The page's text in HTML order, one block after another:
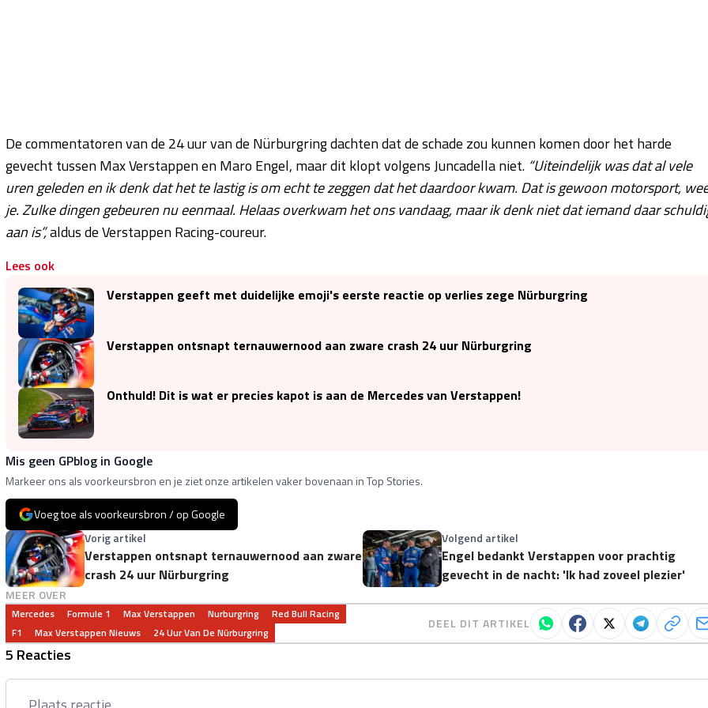
De commentatoren van de 24 uur van de Nürburgring dachten dat de schade zou kunnen komen door het harde
gevecht tussen Max Verstappen en Maro Engel, maar dit klopt volgens Juncadella niet. “Uiteindelijk was dat al vele
uren geleden en ik denk dat het te lastig is om echt te zeggen dat het daardoor kwam. Dat is gewoon motorsport,
je. Zulke dingen gebeuren nu eenmaal. Helaas overkwam het ons vandaag, maar ik denk niet dat iemand daar
aan is”,aldus de Verstappen Racing-coureur.
Lees ook
Verstappen geeft met duidelijke emoji's eerste reactie op verlies zege Nürburgring
Verstappen ontsnapt ternauwernood aan zware crash 24 uur Nürburgring
Onthuld! Dit is wat er precies kapot is aan de Mercedes van Verstappen!
Mis geen GPblog in Google
Markeer ons als voorkeursbron en je ziet onze artikelen vaker bovenaan in Top Stories.
Voeg toe als voorkeursbron / op Google
Vorig artikel
Verstappen ontsnapt ternauwernood aan zware
crash 24 uur Nürburgring
Volgend artikel
Engel bedankt Verstappen voor prachtig
gevecht in de nacht: 'Ik had zoveel plezier'
MEER OVER
Mercedes Formule 1 Max Verstappen Nurburgring
Red Bull Racing
F1
Max Verstappen Nieuws 24 Uur Van De Nürburgring
DEEL DIT ARTIKEL
5 Reacties